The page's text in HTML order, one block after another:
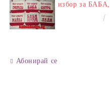
избор за БАБА, МАМА,
ЛЕЛЯ, СЕСТРА,
Абонирай се